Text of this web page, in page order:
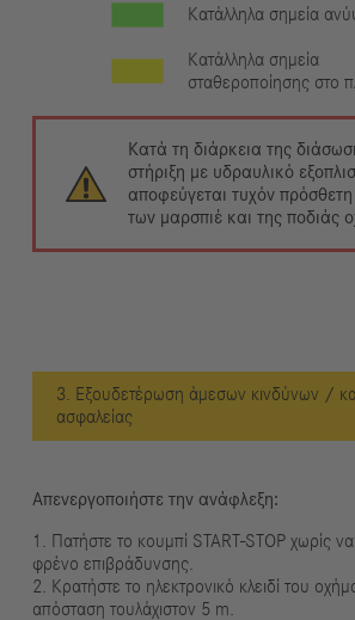
Κατάλληλα σημεία
Κατάλληλα σημεία
σταθεροποίησης στο
Κατά τη διάρκεια της
στήριξη με υδραυλικό
αποφεύγεται τυχόν
των μαρσπιέ και της ποδιάς
3. Εξουδετέρωση άμεσων κινδύνων /
ασφαλείας
Απενεργοποιήστε την ανάφλεξη:
1. Πατήστε το κουμπί START-STOP χωρίς
φρένο επιβράδυνσης.
2. Κρατήστε το ηλεκτρονικό κλειδί του
απόσταση τουλάχιστον 5 m.